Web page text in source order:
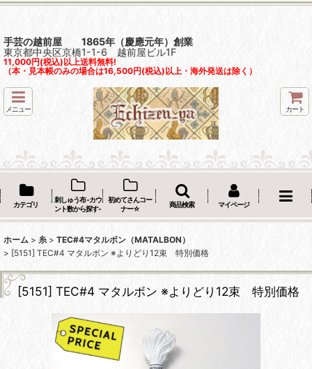
手芸の越前屋 1865年（慶應元年）創業
東京都中央区京橋1-1-6 越前屋ビル1F
11,000円(税込)以上送料無料!
（本・見本帳のみの場合は16,500円(税込)以上・海外発送は除く）
メニュー カート
カテゴリ
刺しゅう布 -カウ
ント数から探す-
初めてさんコー
ナー☆
商品検索 マイページ
ホーム > 糸 > TEC#4マタルボン（MATALBON）
> [5151] TEC#4 マタルボン ※よりどり12束 特別価格
[5151] TEC#4 マタルボン ※よりどり12束 特別価格